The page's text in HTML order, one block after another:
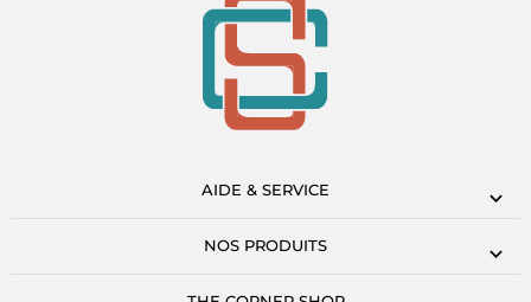
AIDE & SERVICE
NOS PRODUITS